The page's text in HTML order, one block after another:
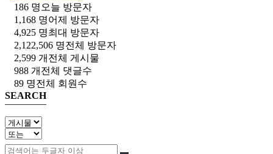
186 명 오늘 방문자
1,168 명어제 방문자
4,925 명최대 방문자
2,122,506 명전체 방문자
2,599 개 전체 게시물
988 개 전체 댓글수
89 명전체 회원수
SEARCH